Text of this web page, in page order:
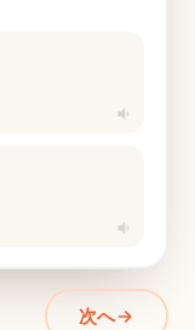
次へ